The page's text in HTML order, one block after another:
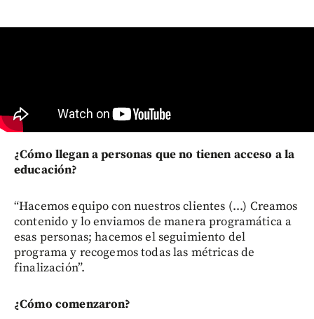
¿Cómo llegan a personas que no tienen acceso a la
educación?
“Hacemos equipo con nuestros clientes (...) Creamos
contenido y lo enviamos de manera programática a
esas personas; hacemos el seguimiento del
programa y recogemos todas las métricas de
finalización”.
¿Cómo comenzaron?